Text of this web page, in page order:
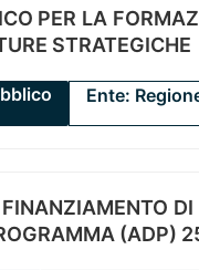
PER LA
STRATEGICHE
Ente:
(ADP)